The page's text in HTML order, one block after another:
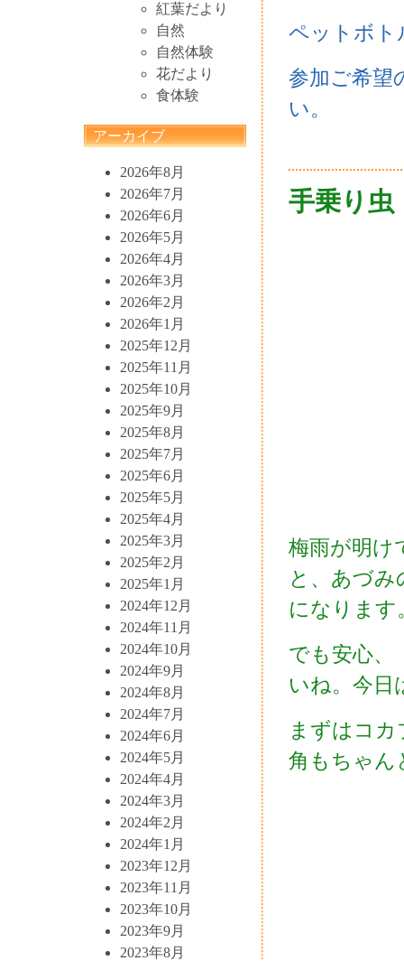
紅葉だより
自然
自然体験
花だより
食体験
アーカイブ
2026年8月
2026年7月
2026年6月
2026年5月
2026年4月
2026年3月
2026年2月
2026年1月
2025年12月
2025年11月
2025年10月
2025年9月
2025年8月
2025年7月
2025年6月
2025年5月
2025年4月
2025年3月
2025年2月
2025年1月
2024年12月
2024年11月
2024年10月
2024年9月
2024年8月
2024年7月
2024年6月
2024年5月
2024年4月
2024年3月
2024年2月
2024年1月
2023年12月
2023年11月
2023年10月
2023年9月
2023年8月
ペットボト
参加ご希望
い。
手乗り虫
梅雨が明け
と、あづ
になります
でも安心、
いね。今日
まずはコ
角もちゃん